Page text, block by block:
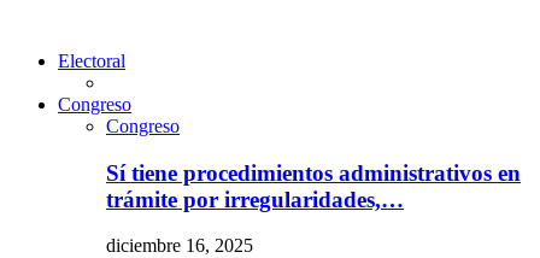
Electoral
Congreso
Congreso
Sí tiene procedimientos administrativos en
trámite por irregularidades,…
diciembre 16, 2025